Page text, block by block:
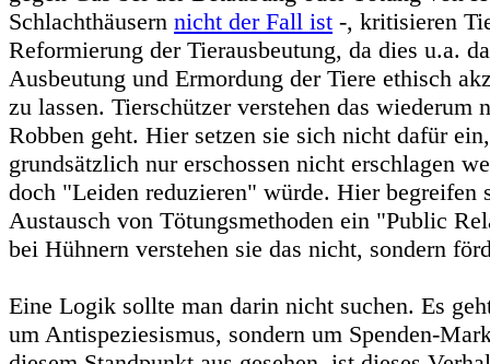
Schlachthäusern nicht der Fall ist -, kritisieren
Reformierung der Tierausbeutung, da dies u.a.
Ausbeutung und Ermordung der Tiere ethisch
zu lassen. Tierschützer verstehen das wiederum
Robben geht. Hier setzen sie sich nicht dafür
grundsätzlich nur erschossen nicht erschlagen
doch "Leiden reduzieren" würde. Hier begreifen
Austausch von Tötungsmethoden ein "Public
bei Hühnern verstehen sie das nicht, sondern
Eine Logik sollte man darin nicht suchen. Es
um Antispeziesismus, sondern um Spenden-